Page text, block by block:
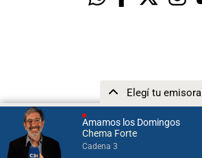
Amamos los Domingos
Chema Forte
Cadena 3
Elegí tu emisora